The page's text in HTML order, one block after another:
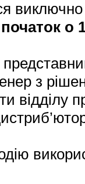
виключно
о
з
відділу